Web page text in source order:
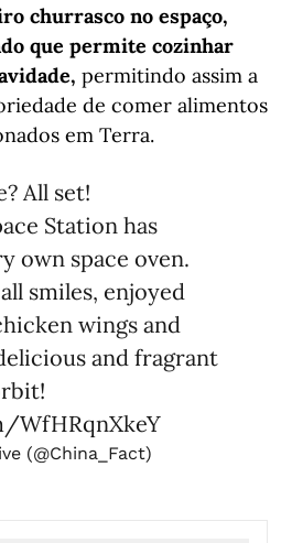
churrasco no espaço,
que permite cozinhar
permitindo assim a
de comer alimentos
em Terra.
All set!
Station has
own space oven.
smiles, enjoyed
wings and
and fragrant
WfHRqnXkeY
(@China_Fact)